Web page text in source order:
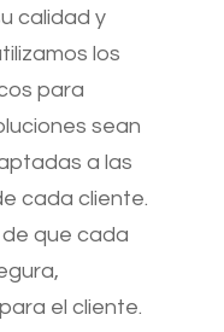
calidad y
los
para
sean
a las
cada cliente.
que cada
el cliente.